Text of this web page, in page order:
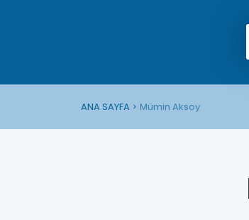
ANA SAYFA Mümin Aksoy